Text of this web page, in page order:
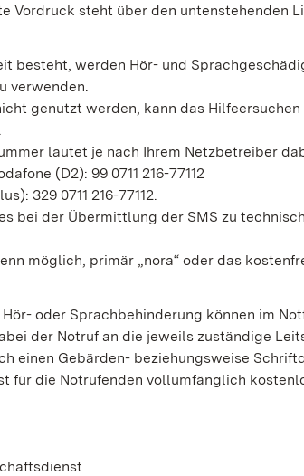
Vordruck steht über den untenstehenden
besteht, werden Hör- und
verwenden.
genutzt werden, kann das
lautet je nach Ihrem Netzbetreiber
(D2): 99 0711 216-77112
329 0711 216-77112.
bei der Übermittlung der SMS zu
möglich, primär „nora“ oder das
oder Sprachbehinderung können im
der Notruf an die jeweils zuständige
einen Gebärden- beziehungsweise
für die Notrufenden vollumfänglich